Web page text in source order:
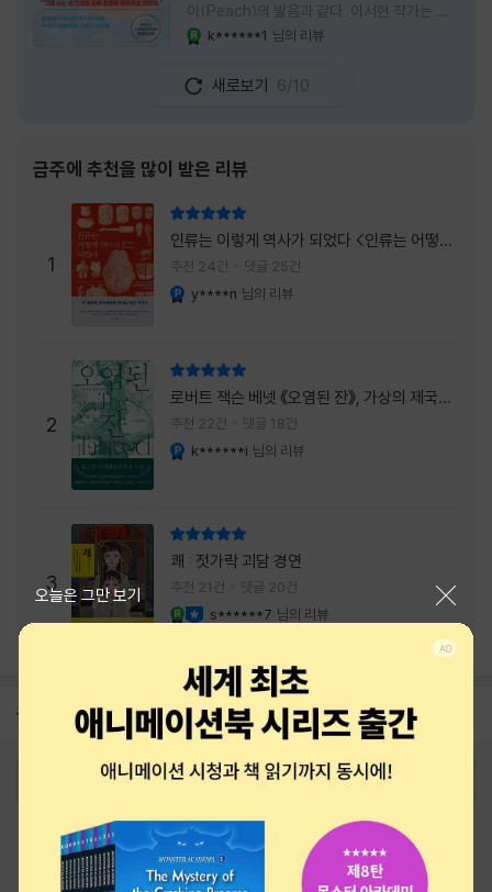
아(Peach)의 발음과 같다. 이서현 작가는 이
중의적인 제목 안에 소설이 전하고 싶은 메시지
럼 가장 달콤하고 찬란한 계절인 여름. 하지만
그 여름도 끝이 있다. 그리고 클라이밍의 피치
피치』는 끝나가는 여름의 아쉬움과 새로운 계
의미하는 제목이었다. 소설은 각자의 '여름'을
잃어버린 다섯 인물들의 이야기를 담고 있다.
👧연인에게 이별을 통보받고 외모를 향한 악성
댓글로 인해 카메라 앞에 설 수 없게 된 요리 유
튜버
k******1 님의 리뷰
새로보기 6/10
금주에 추천을 많이 받은 리뷰
1
인류는 이렇게 역사가 되었다 <인류는 어떻게
역사가 되었나>
추천 24건 댓글 25건
y****n 님의 리뷰
2
로버트 잭슨 베넷 《오염된 잔》, 가상의 제국이
주는 실감과 미스터리 사건의 치밀함이 이루어
내는 최상의 시너지...
추천 22건 댓글 18건
k******i 님의 리뷰
3
쾌 : 젓가락 괴담 경연
추천 21건 댓글 20건
s******7 님의 리뷰
공지 26년 NBCI 수상 안내
2026-08-01
오늘은 그만 보기
로그인 최근 본 상품 주문/배송
고객센터 1544-3800 티켓 1544-6399
중고샵 1566-4295
eBook 1:1문의/채팅상담
예스이십사(주) 사업자 정보